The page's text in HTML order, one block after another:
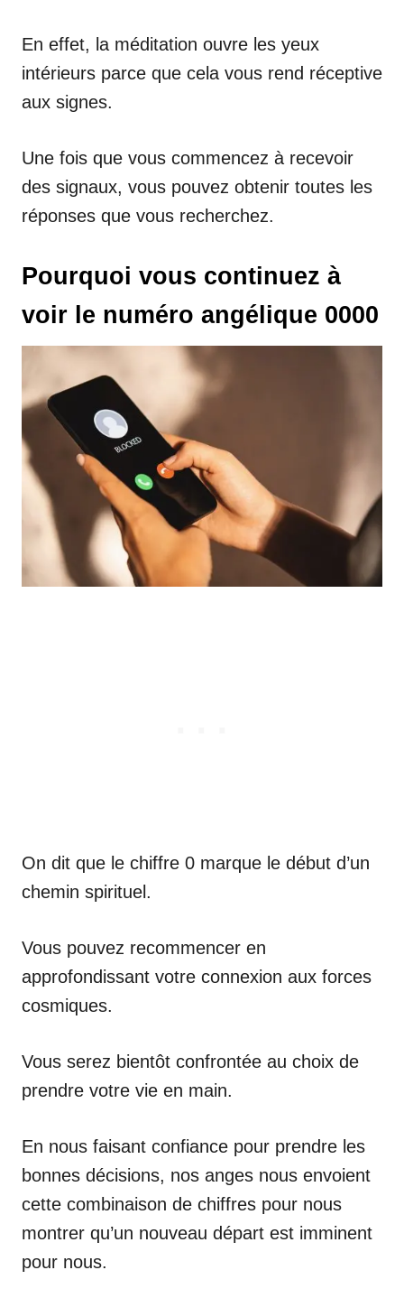
En effet, la méditation ouvre les yeux
intérieurs parce que cela vous rend réceptive
aux signes.
Une fois que vous commencez à recevoir
des signaux, vous pouvez obtenir toutes les
réponses que vous recherchez.
Pourquoi vous continuez à
voir le numéro angélique 0000
On dit que le chiffre 0 marque le début d’un
chemin spirituel.
Vous pouvez recommencer en
approfondissant votre connexion aux forces
cosmiques.
Vous serez bientôt confrontée au choix de
prendre votre vie en main.
En nous faisant confiance pour prendre les
bonnes décisions, nos anges nous envoient
cette combinaison de chiffres pour nous
montrer qu’un nouveau départ est imminent
pour nous.